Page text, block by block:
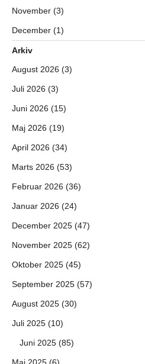
November (3)
December (1)
Arkiv
August 2026 (3)
Juli 2026 (3)
Juni 2026 (15)
Maj 2026 (19)
April 2026 (34)
Marts 2026 (53)
Februar 2026 (36)
Januar 2026 (24)
December 2025 (47)
November 2025 (62)
Oktober 2025 (45)
September 2025 (57)
August 2025 (30)
Juli 2025 (10)
Juni 2025 (85)